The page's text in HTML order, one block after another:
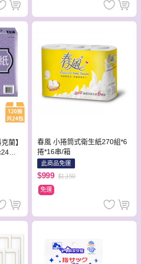
蘭】
包x
春風 小捲筒式衛生紙270組*6
捲*16串/箱
此商品免運
$999 $1,150
免運